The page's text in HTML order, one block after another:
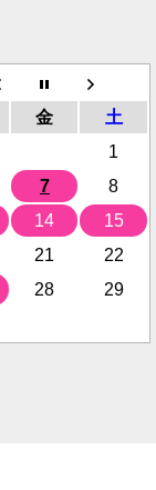
金
土
1
7
8
14
15
21
22
28
29